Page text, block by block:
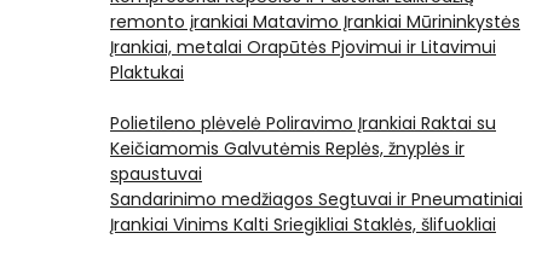
remonto įrankiai Matavimo Įrankiai Mūrininkystės
Įrankiai, metalai Orapūtės Pjovimui ir Litavimui
Plaktukai
Polietileno plėvelė Poliravimo Įrankiai Raktai su
Keičiamomis Galvutėmis Replės, žnyplės ir
spaustuvai
Sandarinimo medžiagos Segtuvai ir Pneumatiniai
Įrankiai Vinims Kalti Sriegikliai Staklės, šlifuokliai